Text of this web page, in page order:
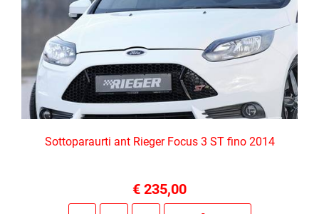
Sottoparaurti ant Rieger Focus 3 ST fino 2014
€ 235,00